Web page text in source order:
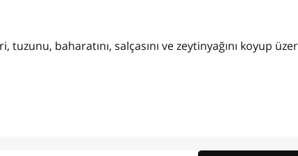
baharatını, salçasını ve zeytinyağını koyup